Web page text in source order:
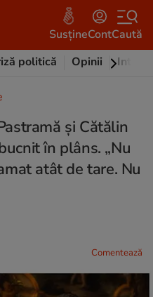
SusțineContCaută
politică Opinii
și Cătălin
în plâns. „Nu
atât de tare. Nu
Comentează